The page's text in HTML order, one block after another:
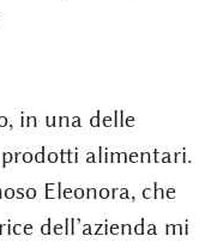
in una delle
alimentari.
Eleonora, che
dell’azienda mi